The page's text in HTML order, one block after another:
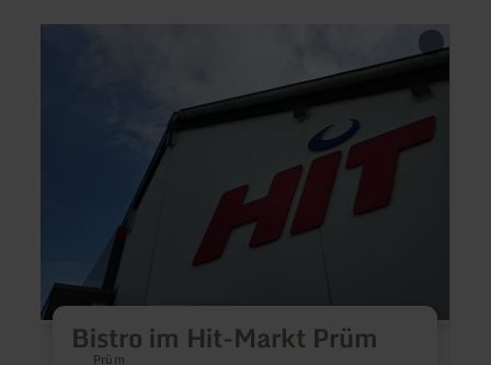
Bistro im Hit-Markt Prüm
Prüm